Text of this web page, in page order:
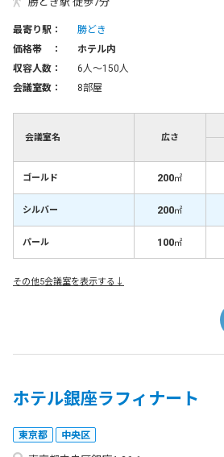
最寄り駅：
勝どき
価格帯 ：
ホテル内
収容人数：
6人〜150人
会議室数：
8部屋
会議室名 広さ
ゴールド 200㎡
シルバー 200㎡
パール 100㎡
その他5会議室を表示する↓
ホテル銀座ラフィナート
東京都 中央区